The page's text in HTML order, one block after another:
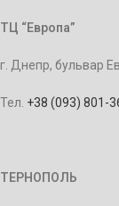
ТЦ “Европа”
г. Днепр, бульвар
Тел. +38 (093) 801-
ТЕРНОПОЛЬ